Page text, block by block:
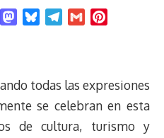
M
o
d
s
k
g
r
l
e
r
e
todas las expresiones
se celebran en esta
de cultura, turismo y